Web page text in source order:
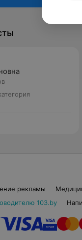
рекламы
103.by